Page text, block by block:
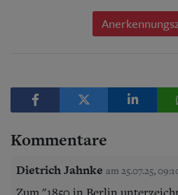
Kommentare
Dietrich Jahnke am 25.07.25,